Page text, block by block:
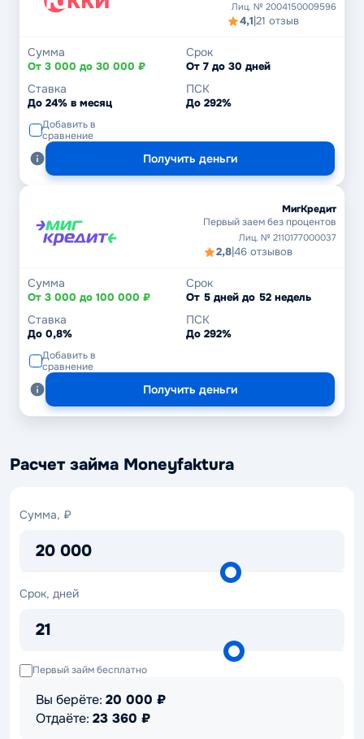
Лиц. № 2004150009596
4,1|21 отзыв
Сумма
От 3 000 до 30 000 ₽
Срок
От 7 до 30 дней
Ставка
До 24% в месяц
ПСК
До 292%
Добавить в
сравнение
Получить деньги
МигКредит
Первый заем без процентов
Лиц. № 2110177000037
2,8|46 отзывов
Сумма
От 3 000 до 100 000 ₽
Срок
От 5 дней до 52 недель
Ставка
До 0,8%
ПСК
До 292%
Добавить в
сравнение
Получить деньги
Расчет займа Moneyfaktura
Сумма, ₽
20 000
Сумма,
Срок, дней
21
Срок,
Первый займ бесплатно
Вы берёте: 20 000 ₽
Отдаёте: 23 360 ₽